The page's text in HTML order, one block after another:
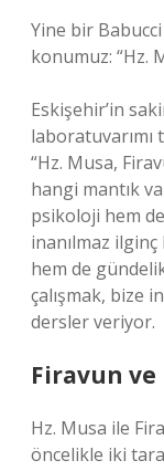
Yine bir Babucci
konumuz: “Hz.
Eskişehir’in
“Hz. Musa,
hangi mantık
psikoloji hem
inanılmaz
hem de
çalışmak, bize
dersler veriyor.
Firavun ve
Hz. Musa ile
öncelikle iki